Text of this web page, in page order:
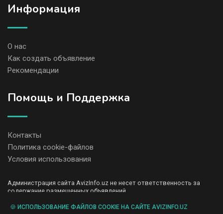
Информация
О нас
Как создать объявление
Рекомендации
Помощь и Поддержка
Контакты
Политика cookie-файлов
Условия использования
Администрация сайта AvizInfo.uz не несет ответственность за
содержание размещенных объявлений.
передаем и не продаем личную информацию зарегистрированных
🍪 ИСПОЛЬЗОВАНИЕ ФАЙЛОВ COOKIE НА САЙТЕ AVIZINFO.UZ